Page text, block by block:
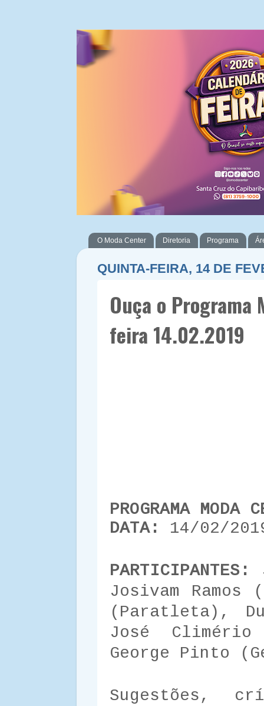
O Moda Center Diretoria Programa
QUINTA-FEIRA, 14 DE
Ouça o
feira 14.02.2019
PROGRAMA MODA
DATA:
14/02/
PARTICIPANTES:
Josivam
(Paratleta),
José
George Pinto
Sugestões,